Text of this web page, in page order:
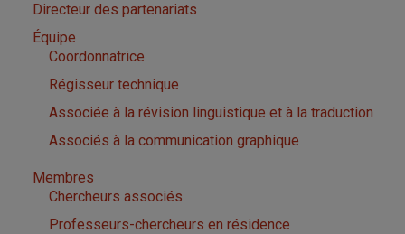
Directeur des partenariats
Équipe
Coordonnatrice
Régisseur technique
Associée à la révision linguistique et à la traduction
Associés à la communication graphique
Membres
Chercheurs associés
Professeurs-chercheurs en résidence